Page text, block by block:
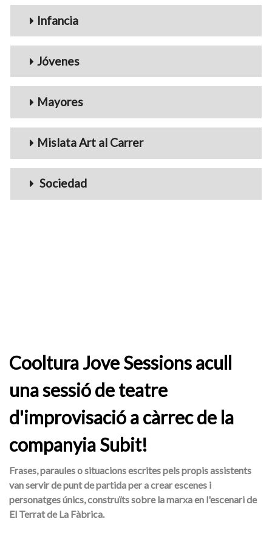
Infancia
Jóvenes
Mayores
Mislata Art al Carrer
Sociedad
Cooltura Jove Sessions acull
una sessió de teatre
d'improvisació a càrrec de la
companyia Subit!
Frases, paraules o situacions escrites pels propis assistents
van servir de punt de partida per a crear escenes i
personatges únics, construïts sobre la marxa en l'escenari de
El Terrat de La Fàbrica.